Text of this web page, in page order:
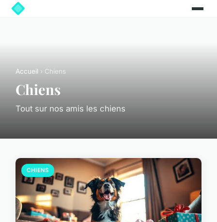
Accueil › Chiens
Chiens
Tout sur nos amis les chiens
CHIENS